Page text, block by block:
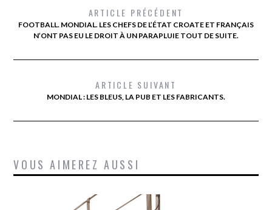
ARTICLE PRÉCÉDENT
FOOTBALL. MONDIAL. LES CHEFS DE L’ÉTAT CROATE ET FRANÇAIS
N’ONT PAS EU LE DROIT À UN PARAPLUIE TOUT DE SUITE.
ARTICLE SUIVANT
MONDIAL : LES BLEUS, LA PUB ET LES FABRICANTS.
VOUS AIMEREZ AUSSI